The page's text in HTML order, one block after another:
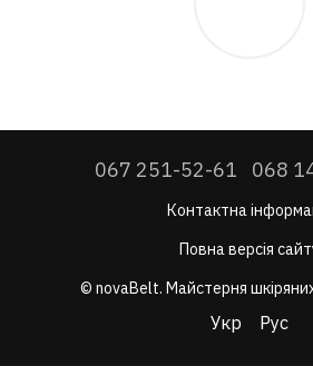
067 251-52-61 068
Контактна
Повна версія
© novaBelt. Майстерня
Укр Рус